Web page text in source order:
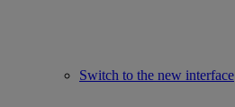
Switch to the new interface